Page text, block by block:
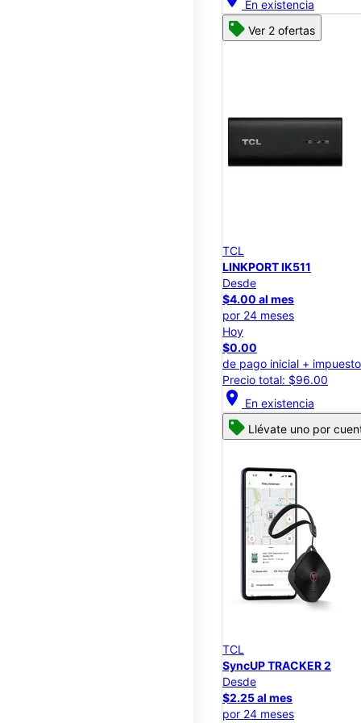
En existencia
Ver 2 ofertas
TCL
LINKPORT IK511
Desde
$4.00 al mes
por 24 meses
Hoy
$0.00
de pago inicial +
Precio total: $96.00
location_on En existencia
Llévate uno por
TCL
SyncUP TRACKER 2
Desde
$2.25 al mes
por 24 meses